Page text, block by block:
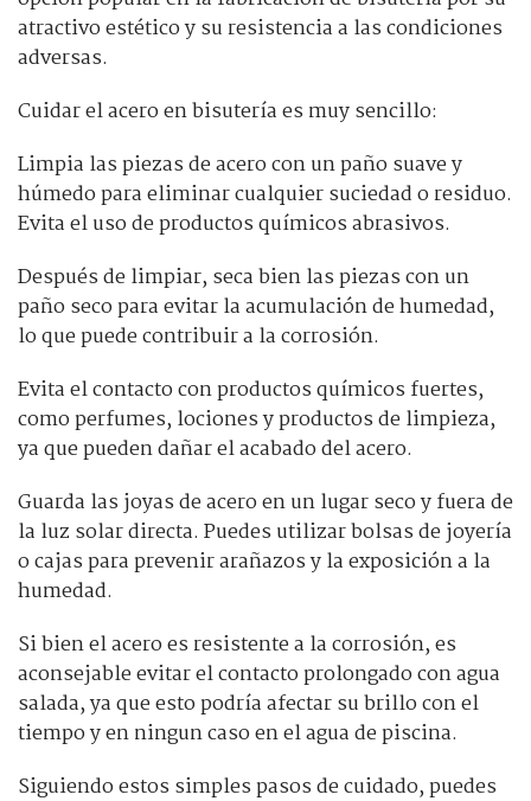
atractivo estético y su resistencia a las condiciones
adversas.
Cuidar el acero en bisutería es muy sencillo:
Limpia las piezas de acero con un paño suave y
húmedo para eliminar cualquier suciedad o residuo.
Evita el uso de productos químicos abrasivos.
Después de limpiar, seca bien las piezas con un
paño seco para evitar la acumulación de humedad,
lo que puede contribuir a la corrosión.
Evita el contacto con productos químicos fuertes,
como perfumes, lociones y productos de limpieza,
ya que pueden dañar el acabado del acero.
Guarda las joyas de acero en un lugar seco y fuera de
la luz solar directa. Puedes utilizar bolsas de joyería
o cajas para prevenir arañazos y la exposición a la
humedad.
Si bien el acero es resistente a la corrosión, es
aconsejable evitar el contacto prolongado con agua
salada, ya que esto podría afectar su brillo con el
tiempo y en ningun caso en el agua de piscina.
Siguiendo estos simples pasos de cuidado, puedes